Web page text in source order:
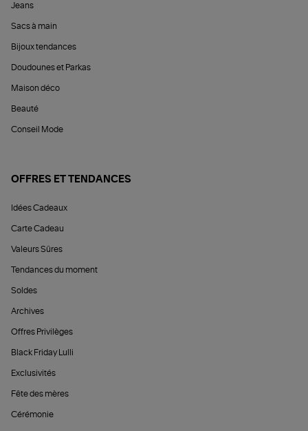
Jeans
Sacs à main
Bijoux tendances
Doudounes et Parkas
Maison déco
Beauté
Conseil Mode
OFFRES ET TENDANCES
Idées Cadeaux
Carte Cadeau
Valeurs Sûres
Tendances du moment
Soldes
Archives
Offres Privilèges
Black Friday Lulli
Exclusivités
Fête des mères
Cérémonie